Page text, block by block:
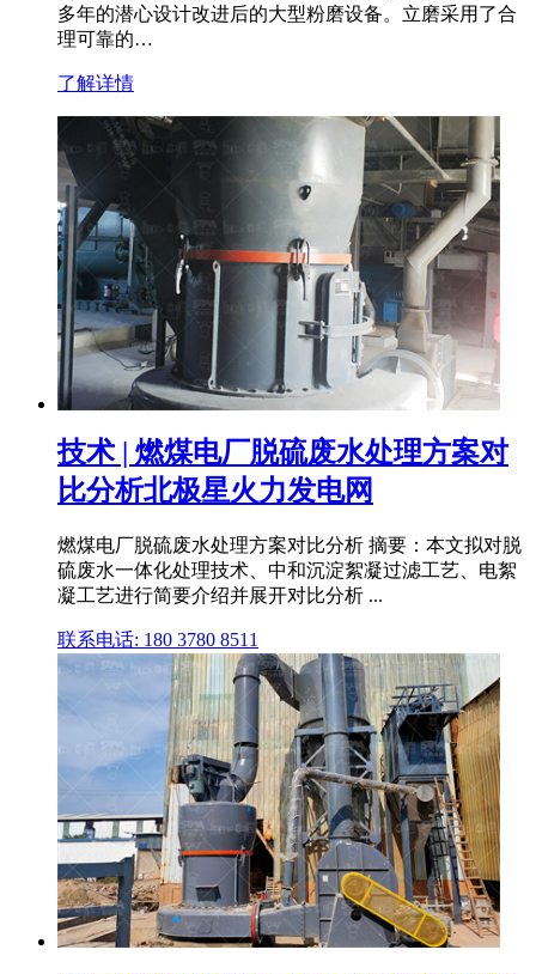
多年的潜心设计改进后的大型粉磨设备。立磨采用了合
理可靠的…
了解详情
技术 | 燃煤电厂脱硫废水处理方案对
比分析北极星火力发电网
燃煤电厂脱硫废水处理方案对比分析 摘要：本文拟对脱
硫废水一体化处理技术、中和沉淀絮凝过滤工艺、电絮
凝工艺进行简要介绍并展开对比分析 ...
联系电话: 180 3780 8511